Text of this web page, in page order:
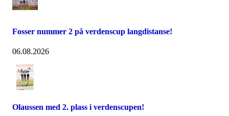
Fosser nummer 2 på verdenscup langdistanse!
06.08.2026
Olaussen med 2. plass i verdenscupen!